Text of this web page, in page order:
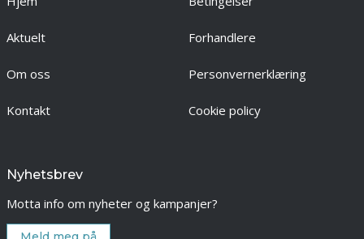
Aktuelt
Om oss
Kontakt
Forhandlere
Personvernerklæring
Cookie policy
Nyhetsbrev
Motta info om nyheter og kampanjer?